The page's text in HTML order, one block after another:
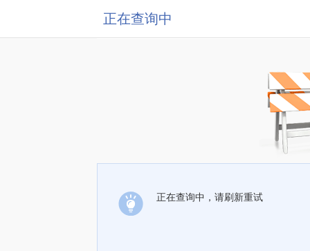
正在查询中
正在查询中，请刷新重试